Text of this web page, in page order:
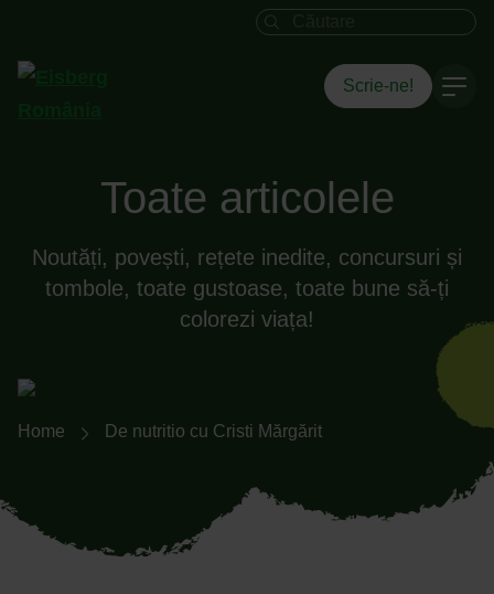
Câmpul de căutare
Scrie-ne!
Toate articolele
Noutăți, povești, rețete inedite, concursuri și
tombole, toate gustoase, toate bune să-ți
colorezi viața!
Breadcrumb-Navigation
Home De nutritio cu Cristi Mărgărit